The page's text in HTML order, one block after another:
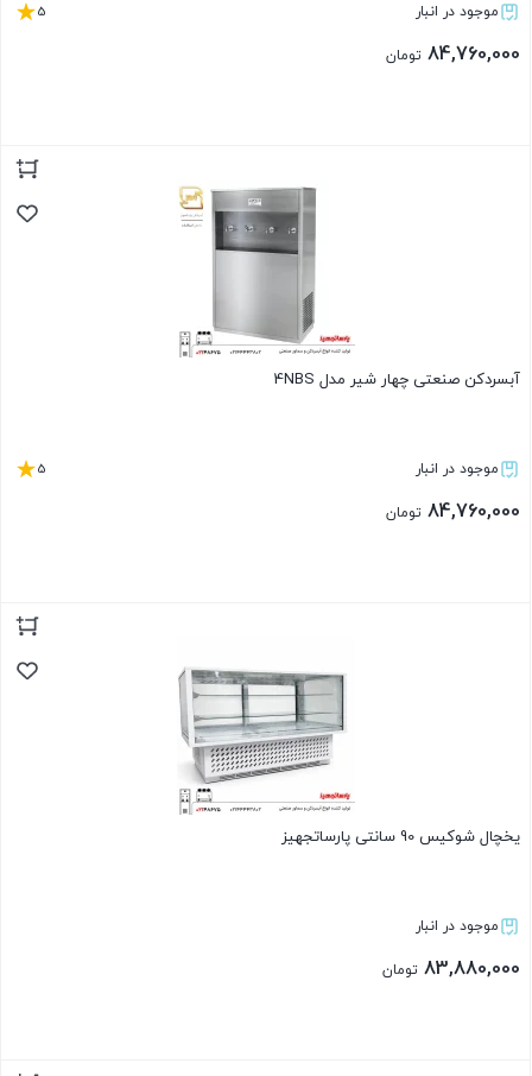
موجود در انبار 5
84,760,000 تومان
آبسردکن صنعتی چهار شیر مدل 4NBS
موجود در انبار 5
84,760,000 تومان
یخچال شوکیس 90 سانتی پارساتجهیز
موجود در انبار
83,880,000 تومان